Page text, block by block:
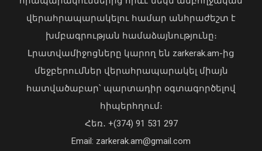
Ավտովթար՝ Երևանում․ 4
տուժածներից 3-ը անչափահասներ են
09 Օգոստոս, 2026 21:53
դեմ ծանր պայքարում»․ կյանքից
հեռացել է Արսեն Ասլանյանը
վերահրապարակելու համար անհրաժեշտ է
խմբագրության համաձայնությունը։
Լրատվամիջոցները կարող են zarkerak.am-ից
մեջբերումներ վերահրապարակել միայն
հատվածաբար՝ պարտադիր օգտագործելով
հիպերհղում։
Հեռ․ +(374) 91 531 297
Email: zarkerak.am@gmail.com